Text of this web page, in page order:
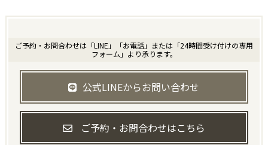
ご予約・お問合わせは「LINE」「お電話」または「24時間受け付けの専用
フォーム」より承ります。
公式LINEからお問い合わせ
ご予約・お問合わせはこちら